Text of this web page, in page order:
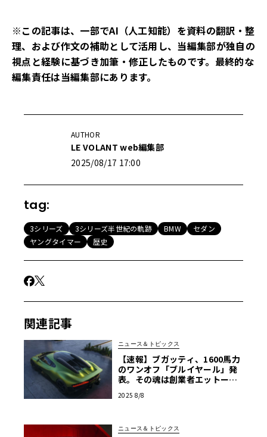
※この記事は、一部でAI（人工知能）を資料の翻訳・整
理、および作文の補助として活用し、当編集部が独自の
視点と経験に基づき加筆・修正したものです。最終的な
編集責任は当編集部にあります。
AUTHOR
LE VOLANT web編集部
2025/08/17 17:00
tag:
3シリーズ 3シリーズ半世紀の軌跡 BMW
セダン
ヤングタイマー
歴史
関連記事
ニュース＆トピックス
【速報】ブガッティ、1600馬力
のワンオフ「ブルイヤール」発
表。その魂は創業者エットーレ
2025 8/8
ニュース＆トピックス